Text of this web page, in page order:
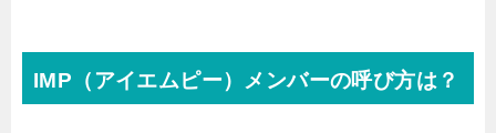
IMP（アイエムピー）メンバーの呼び方は？